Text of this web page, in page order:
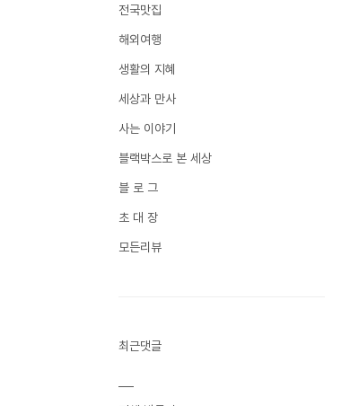
전국맛집
해외여행
생활의 지혜
세상과 만사
사는 이야기
블랙박스로 본 세상
블 로 그
초 대 장
모든리뷰
최근댓글